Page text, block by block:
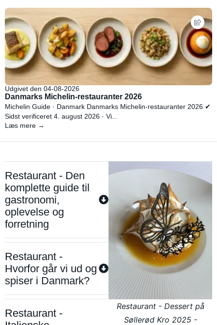
Udgivet den 04-08-2026
Danmarks Michelin-restauranter 2026
Michelin Guide · Danmark Danmarks Michelin-restauranter 2026 ✔
Sidst verificeret 4. august 2026 · Vi...
Læs mere →
Restaurant - Den
komplette guide til
gastronomi,
oplevelse og
forretning
Restaurant -
Hvorfor går vi ud og
spiser i Danmark?
Restaurant -
Restaurant - Dessert på
Søllerød Kro 2025 -